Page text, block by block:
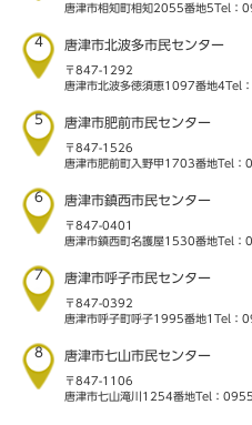
唐津市相知町相知2055番地5Tel：
4 唐津市北波多市民センター
〒847-1292
唐津市北波多徳須恵1097番地4Tel
5 唐津市肥前市民センター
〒847-1526
唐津市肥前町入野甲1703番地Tel：
6 唐津市鎮西市民センター
〒847-0401
唐津市鎮西町名護屋1530番地Tel：
7 唐津市呼子市民センター
〒847-0392
唐津市呼子町呼子1995番地1 Tel：
8 唐津市七山市民センター
〒847-1106
唐津市七山滝川1254番地Tel：